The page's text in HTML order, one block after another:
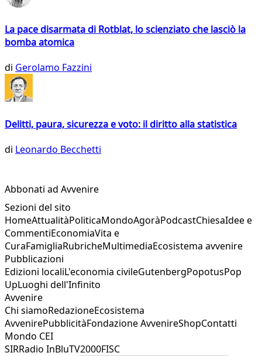
La pace disarmata di Rotblat, lo scienziato che lasciò la
bomba atomica
di Gerolamo Fazzini
Delitti, paura, sicurezza e voto: il diritto alla statistica
di Leonardo Becchetti
Abbonati ad Avvenire
Sezioni del sito
HomeAttualitàPoliticaMondoAgoràPodcastChiesaIdee e
CommentiEconomiaVita e
CuraFamigliaRubricheMultimediaEcosistema avvenire
Pubblicazioni
Edizioni localiL'economia civileGutenbergPopotusPop
UpLuoghi dell'Infinito
Avvenire
Chi siamoRedazioneEcosistema
AvvenirePubblicitàFondazione AvvenireShopContatti
Mondo CEI
SIRRadio InBluTV2000FISC